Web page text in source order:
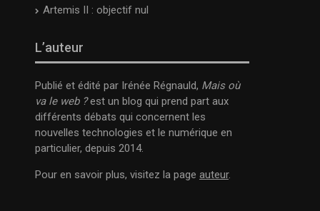
Artemis II : objectif nul
L’auteur
Publié et édité par Irénée Régnauld, Mais où
va le web ?est un blog qui prend part aux
différents débats qui concernent les
nouvelles technologies et le numérique en
particulier, depuis 2014.
Pour en savoir plus, visitez la page auteur.